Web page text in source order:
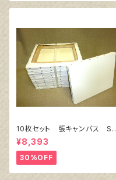
10枚セット 張キャンバス Sn
owWhite SPC（綿・ポリエステ
ル）F6 410㎜×318㎜
¥8,393
30%OFF